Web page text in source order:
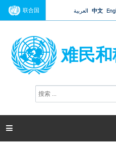
Jump to
联合国 العربية 中文
难民
搜
索
